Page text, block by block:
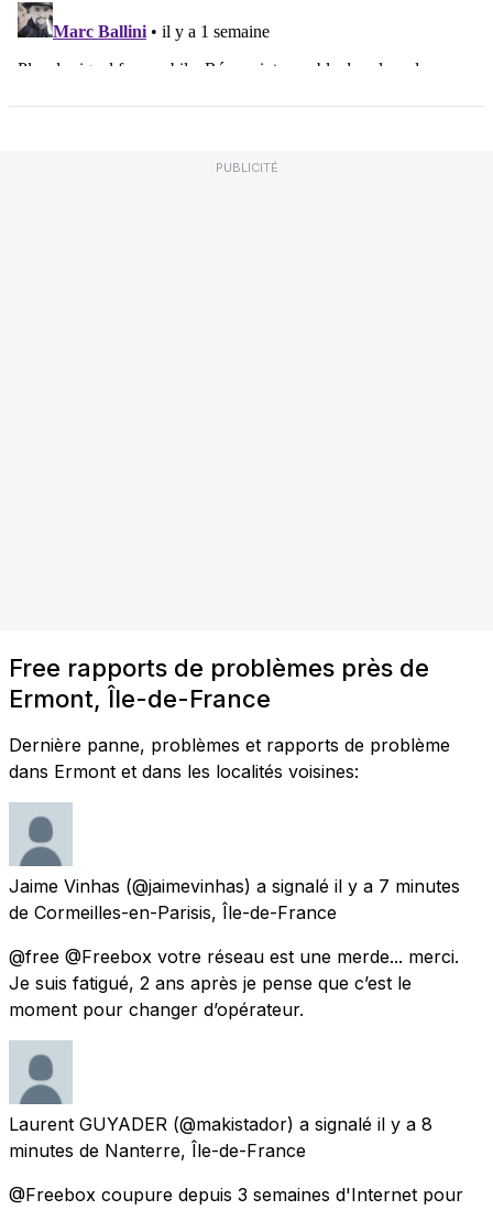
PUBLICITÉ
Free rapports de problèmes près de
Ermont, Île-de-France
Dernière panne, problèmes et rapports de problème
dans Ermont et dans les localités voisines:
Jaime Vinhas (@jaimevinhas) a signalé il y a 7 minutes
de Cormeilles-en-Parisis, Île-de-France
@free @Freebox votre réseau est une merde... merci.
Je suis fatigué, 2 ans après je pense que c’est le
moment pour changer d’opérateur.
Laurent GUYADER (@makistador) a signalé il y a 8
minutes de Nanterre, Île-de-France
@Freebox coupure depuis 3 semaines d'Internet pour